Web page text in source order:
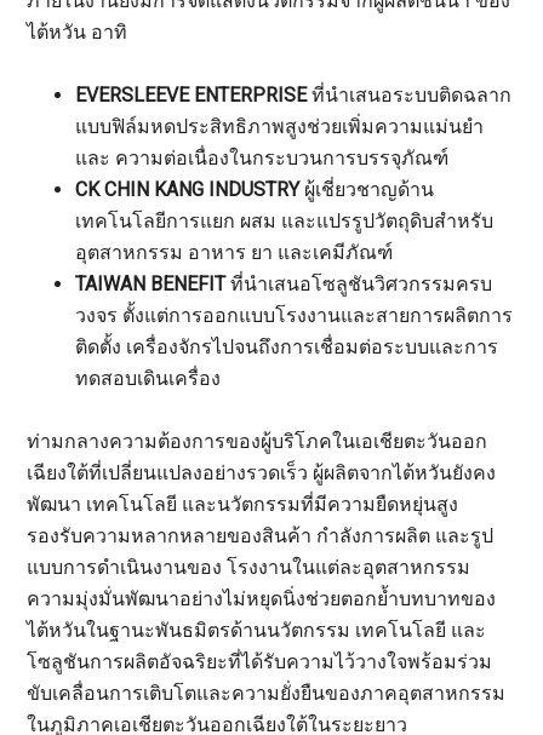
ไต้หวัน อาทิ
EVERSLEEVE ENTERPRISEที่นำเสนอระบบติดฉลาก
แบบฟิล์มหดประสิทธิภาพสูงช่วยเพิ่มความแม่นยำ
และ ความต่อเนื่องในกระบวนการบรรจุภัณฑ์
CK CHIN KANG INDUSTRYผู้เชี่ยวชาญด้าน
เทคโนโลยีการแยก ผสม และแปรรูปวัตถุดิบสำหรับ
อุตสาหกรรม อาหาร ยา และเคมีภัณฑ์
TAIWAN BENEFITที่นำเสนอโซลูชันวิศวกรรมครบ
วงจร ตั้งแต่การออกแบบโรงงานและสายการผลิตการ
ติดตั้ง เครื่องจักรไปจนถึงการเชื่อมต่อระบบและการ
ทดสอบเดินเครื่อง
ท่ามกลางความต้องการของผู้บริโภคในเอเชียตะวันออก
เฉียงใต้ที่เปลี่ยนแปลงอย่างรวดเร็ว ผู้ผลิตจากไต้หวันยังคง
พัฒนา เทคโนโลยี และนวัตกรรมที่มีความยืดหยุ่นสูง
รองรับความหลากหลายของสินค้า กำลังการผลิต และรูป
แบบการดำเนินงานของ โรงงานในแต่ละอุตสาหกรรม
ความมุ่งมั่นพัฒนาอย่างไม่หยุดนิ่งช่วยตอกย้ำบทบาทของ
ไต้หวันในฐานะพันธมิตรด้านนวัตกรรม เทคโนโลยี และ
โซลูชันการผลิตอัจฉริยะที่ได้รับความไว้วางใจพร้อมร่วม
ขับเคลื่อนการเติบโตและความยั่งยืนของภาคอุตสาหกรรม
ในภูมิภาคเอเชียตะวันออกเฉียงใต้ในระยะยาว